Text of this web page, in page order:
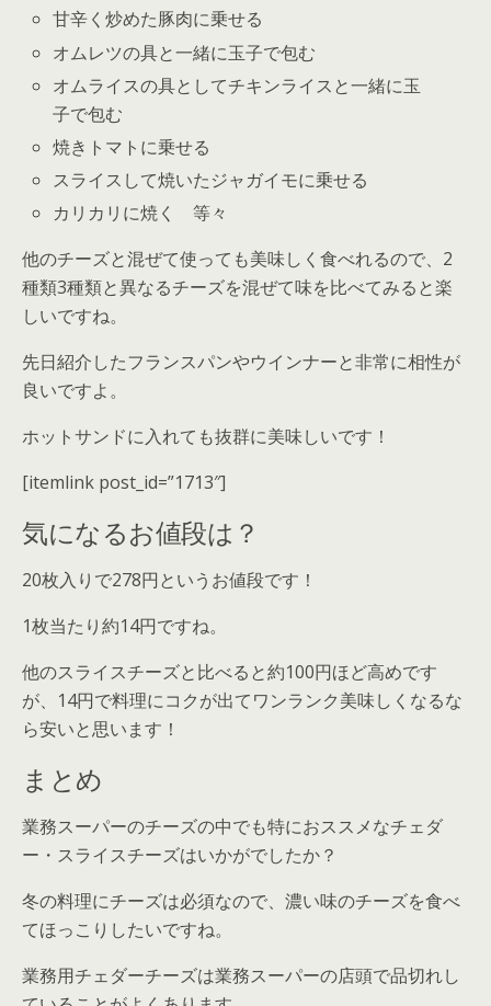
甘辛く炒めた豚肉に乗せる
オムレツの具と一緒に玉子で包む
オムライスの具としてチキンライスと一緒に玉
子で包む
焼きトマトに乗せる
スライスして焼いたジャガイモに乗せる
カリカリに焼く 等々
他のチーズと混ぜて使っても美味しく食べれるので、2
種類3種類と異なるチーズを混ぜて味を比べてみると楽
しいですね。
先日紹介したフランスパンやウインナーと非常に相性が
良いですよ。
ホットサンドに入れても抜群に美味しいです！
[itemlink post_id=”1713″]
気になるお値段は？
20枚入りで278円というお値段です！
1枚当たり約14円ですね。
他のスライスチーズと比べると約100円ほど高めです
が、 14円で料理にコクが出てワンランク美味しくなるな
ら安いと思います！
まとめ
業務スーパーのチーズの中でも特におススメなチェダ
ー・スライスチーズはいかがでしたか？
冬の料理にチーズは必須なので、濃い味のチーズを食べ
てほっこりしたいですね。
業務用チェダーチーズは業務スーパーの店頭で品切れし